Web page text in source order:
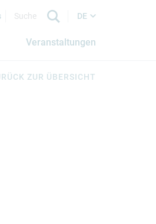
DE
Veranstaltungen
ZUR ÜBERSICHT